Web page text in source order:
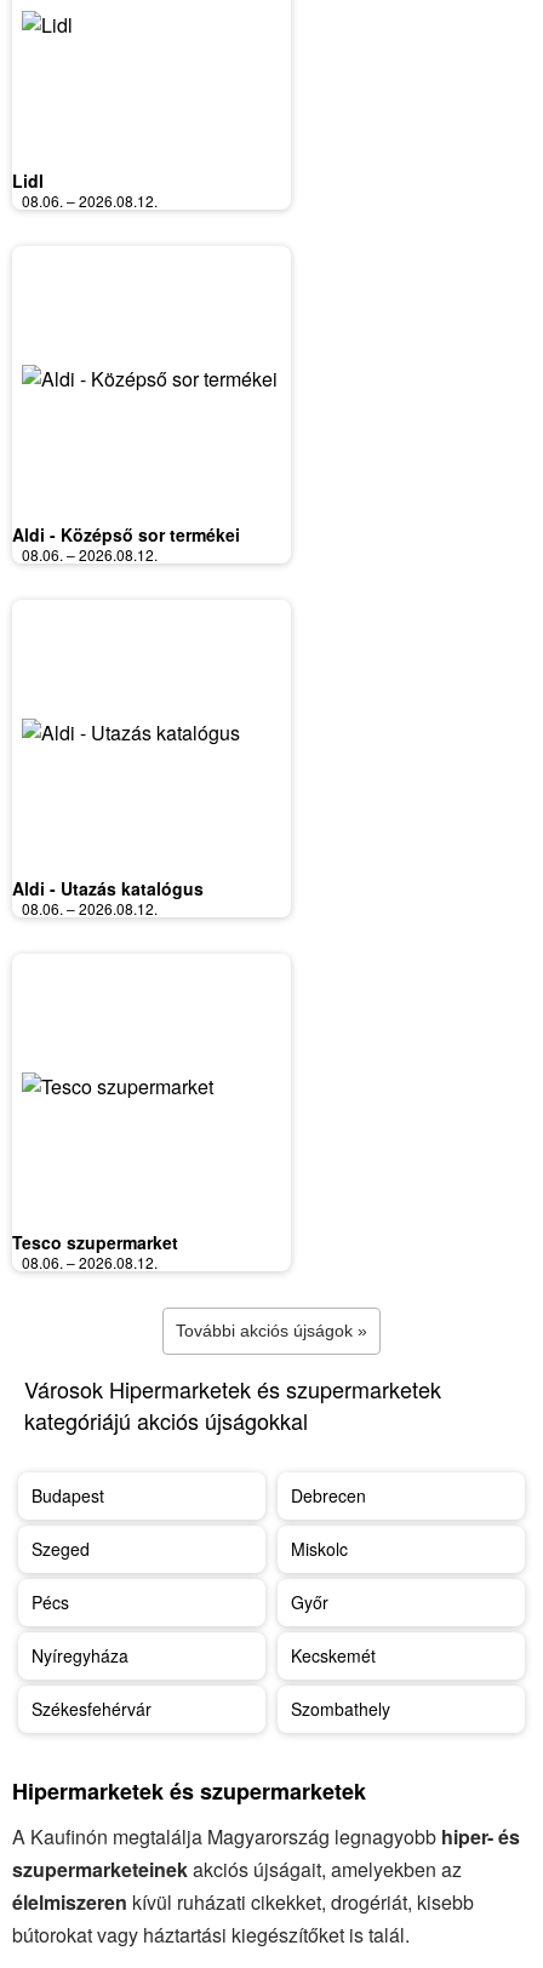
Lidl
08.06. – 2026.08.12.
Aldi - Középső sor termékei
08.06. – 2026.08.12.
Aldi - Utazás katalógus
08.06. – 2026.08.12.
Tesco szupermarket
08.06. – 2026.08.12.
További akciós újságok »
Városok Hipermarketek és szupermarketek
kategóriájú akciós újságokkal
Budapest Debrecen
Szeged Miskolc
Pécs Győr
Nyíregyháza Kecskemét
Székesfehérvár Szombathely
Hipermarketek és szupermarketek
A Kaufinón megtalálja Magyarország legnagyobb hiper- és
szupermarketeinekakciós újságait, amelyekben az
élelmiszeren kívül ruházati cikekket, drogériát, kisebb
bútorokat vagy háztartási kiegészítőket is talál.